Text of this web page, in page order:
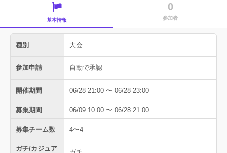
基本情報
0
参加者
種別 大会
参加申請 自動で承認
開催期間 06/28 21:00 〜 06/28 23:00
募集期間 06/09 10:00 〜 06/28 21:00
募集チーム数 4〜4
ガチ/カジュア